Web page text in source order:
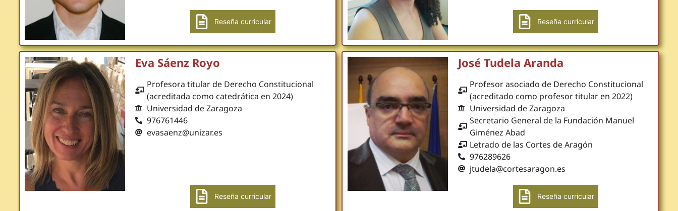
Reseña curricular Reseña curricular
Eva Sáenz Royo
Profesora titular de Derecho Constitucional
(acreditada como catedrática en 2024)
Universidad de Zaragoza
976761446
evasaenz@unizar.es
Reseña curricular
José Tudela Aranda
Profesor asociado de Derecho Constitucional
(acreditado como profesor titular en 2022)
Universidad de Zaragoza
Secretario General de la Fundación Manuel
Giménez Abad
Letrado de las Cortes de Aragón
976289626
jtudela@cortesaragon.es
Reseña curricular